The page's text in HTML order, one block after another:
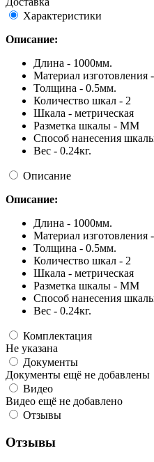
Характеристики
Описание:
Длина - 1000мм.
Материал изготовления
Толщина - 0.5мм.
Количество шкал - 2
Шкала - метрическая
Разметка шкалы - ММ
Способ нанесения
Вес - 0.24кг.
Описание
Описание:
Длина - 1000мм.
Материал изготовления
Толщина - 0.5мм.
Количество шкал - 2
Шкала - метрическая
Разметка шкалы - ММ
Способ нанесения
Вес - 0.24кг.
Комплектация
Не указана
Документы
Документы ещё не добавлены
Видео
Видео ещё не добавлено
Отзывы
Отзывы